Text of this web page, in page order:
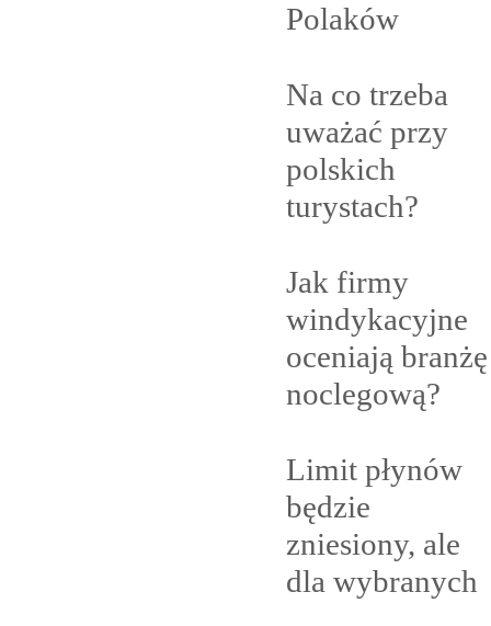
Polaków
Na co trzeba
uważać przy
polskich
turystach?
Jak firmy
windykacyjne
oceniają branżę
noclegową?
Limit płynów
będzie
zniesiony, ale
dla wybranych